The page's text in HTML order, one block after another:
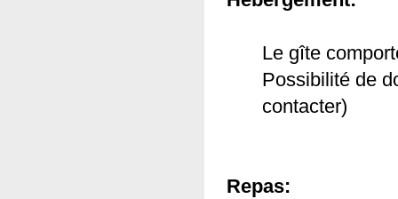
Le gîte
Possibilité de
contacter)
Repas: